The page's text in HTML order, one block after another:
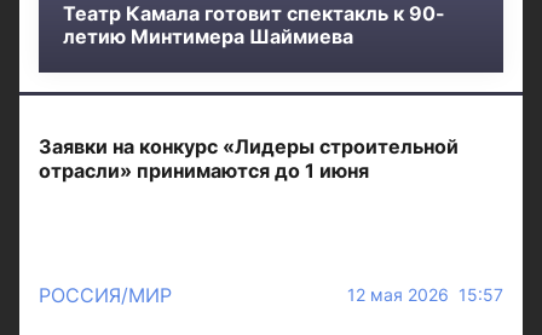
Театр Камала готовит спектакль к 90-
летию Минтимера Шаймиева
Заявки на конкурс «Лидеры строительной
отрасли» принимаются до 1 июня
РОССИЯ/МИР 12 мая 2026 15:57